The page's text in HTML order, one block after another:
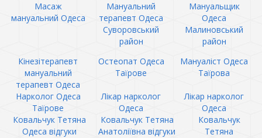
Масаж
мануальний Одеса
Мануальний
терапевт Одеса
Суворовський
район
Мануальщик
Одеса
Малиновський
район
Кінезітерапевт
мануальний
терапевт Одеса
Остеопат Одеса
Таїрове
Мануаліст Одеса
Таїрова
Нарколог Одеса
Таїрове
Лікар нарколог
Одеса
Лікар нарколог
Одеса
Ковальчук Тетяна
Одеса відгуки
Ковальчук Тетяна
Анатоліївна відгуки
Ковальчук
Тетяна